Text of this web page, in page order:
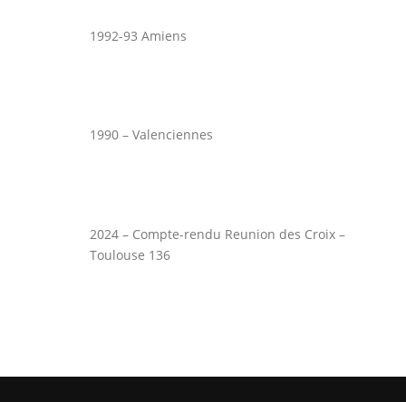
1992-93 Amiens
1990 – Valenciennes
2024 – Compte-rendu Reunion des Croix –
Toulouse 136